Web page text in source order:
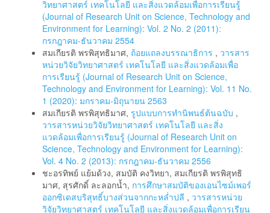
วิทยาศาสตร์ เทคโนโลยี และสิ่งแวดล้อมเพื่อการเรียนรู้
(Journal of Research Unit on Science, Technology and
Environment for Learning): Vol. 2 No. 2 (2011):
กรกฎาคม-ธันวาคม 2554
สมเกียรติ พรพิสุทธิมาศ, ถ้อยแถลงบรรณาธิการ , วารสาร
หน่วยวิจัยวิทยาศาสตร์ เทคโนโลยี และสิ่งแวดล้อมเพื่อ
การเรียนรู้ (Journal of Research Unit on Science,
Technology and Environment for Learning): Vol. 11 No.
1 (2020): มกราคม-มิถุนายน 2563
สมเกียรติ พรพิสุทธิมาศ, รูปแบบการทำนิพนธ์ต้นฉบับ ,
วารสารหน่วยวิจัยวิทยาศาสตร์ เทคโนโลยี และสิ่ง
แวดล้อมเพื่อการเรียนรู้ (Journal of Research Unit on
Science, Technology and Environment for Learning):
Vol. 4 No. 2 (2013): กรกฎาคม-ธันวาคม 2556
ชะอรทิพย์ แย้มด้วง, สมบัติ คงวิทยา, สมเกียรติ พรพิสุทธิ
มาศ, สุรศักดิ์ ละลอกน้ำ, การศึกษาสมบัติของเอนไซม์เพอร์
ออกซิเดสบริสุทธิ์บางส่วนจากกะหล่ำปลี , วารสารหน่วย
วิจัยวิทยาศาสตร์ เทคโนโลยี และสิ่งแวดล้อมเพื่อการเรียน